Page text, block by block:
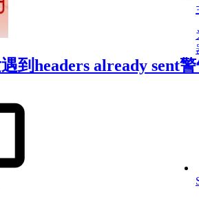
到headers already sent